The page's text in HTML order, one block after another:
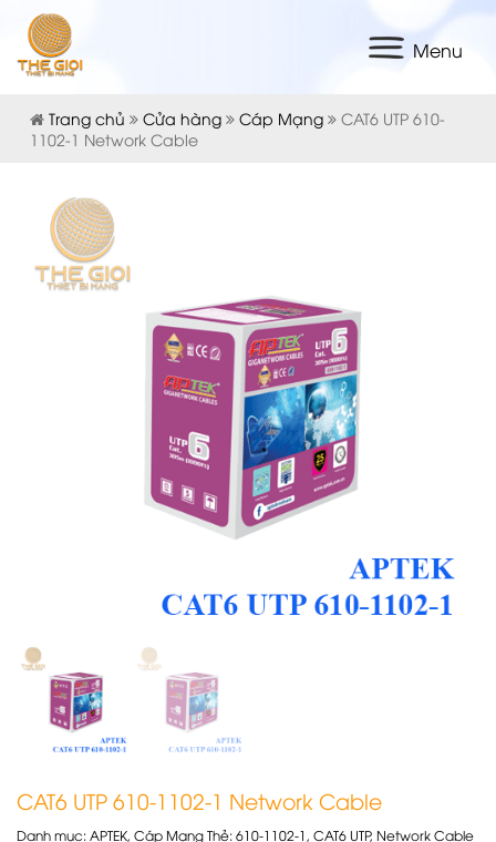
Menu
Trang chủ Cửa hàng Cáp Mạng
CAT6 UTP 610-
1102-1 Network Cable
CAT6 UTP 610-1102-1 Network Cable
Danh mục:APTEK, Cáp MạngThẻ:610-1102-1 , CAT6 UTP, Network Cable